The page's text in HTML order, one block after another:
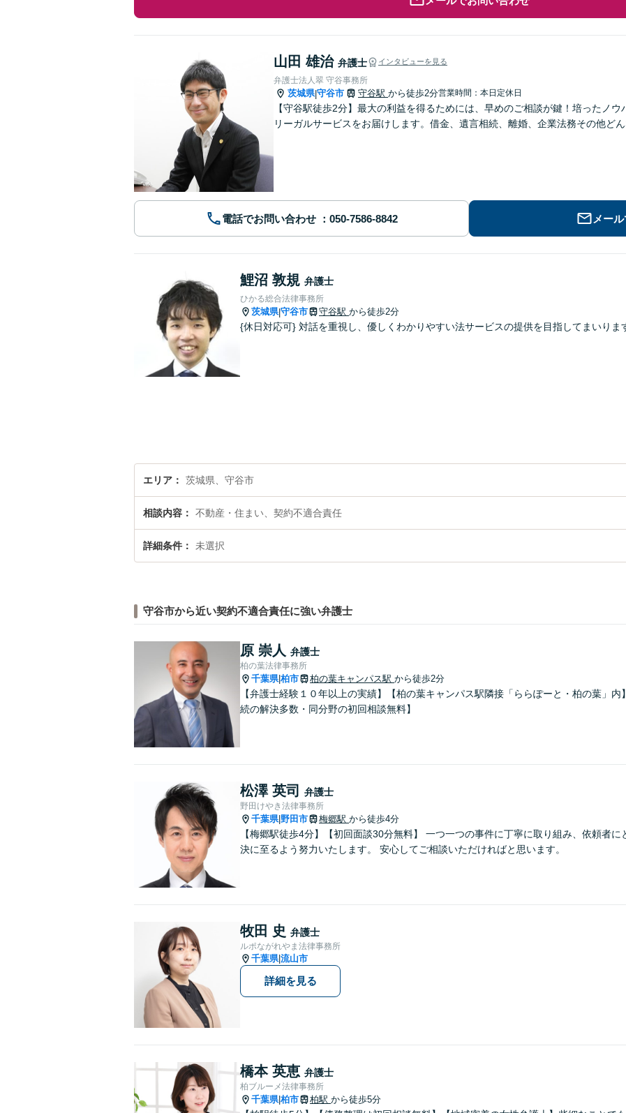
山田 雄治 弁護士 インタビューを見る
弁護士法人翠 守谷事務所
茨城県|守谷市 守谷駅 から徒歩2分営業時間：本日定休日
【守谷駅徒歩2分】最大の利益を得るためには、早めのご相談が鍵！培ったノ
リーガルサービスをお届けします。借金、遺言相続、離婚、企業法務その他ど
電話でお問い合わせ メー
鯉沼 敦規 弁護士
ひかる総合法律事務所
茨城県|守谷市 守谷駅 から徒歩2分
{休日対応可} 対話を重視し、優しくわかりやすい法サービスの提供を目指してまいりま
エリア 茨城県、守谷市
相談内容 不動産・住まい、契約不適合責任
詳細条件 未選択
守谷市から近い契約不適合責任に強い弁護士
原 崇人 弁護士
柏の葉法律事務所
千葉県|柏市 柏の葉キャンパス駅 から徒歩2分
【弁護士経験１０年以上の実績】【柏の葉キャンパス駅隣接「ららぽーと・柏の葉」内
続の解決多数・同分野の初回相談無料】
松澤 英司 弁護士
野田けやき法律事務所
千葉県| 野田市 梅郷駅 から徒歩4分
【梅郷駅徒歩4分】【初回面談30分無料】 一つ一つの事件に丁寧に取り組み、依頼者に
決に至るよう努力いたします。 安心してご相談いただければと思います。
牧田 史 弁護士
ルポながれやま法律事務所
千葉県|流山市
詳細を見る
橋本 英恵 弁護士
柏ブルーメ法律事務所
千葉県|柏市 柏駅 から徒歩5分